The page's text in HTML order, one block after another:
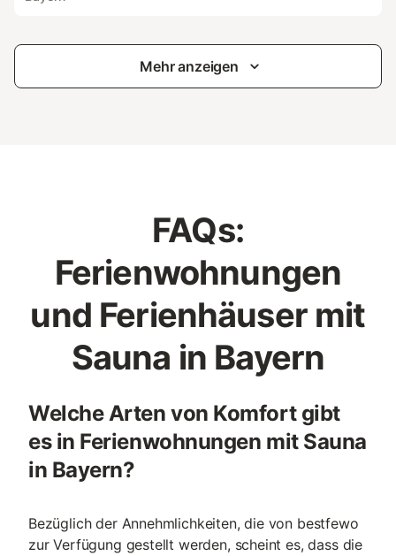
Mehr anzeigen
FAQs:
Ferienwohnungen
und Ferienhäuser mit
Sauna in Bayern
Welche Arten von Komfort gibt
es in Ferienwohnungen mit Sauna
in Bayern?
Bezüglich der Annehmlichkeiten, die von bestfewo
zur Verfügung gestellt werden, scheint es, dass die